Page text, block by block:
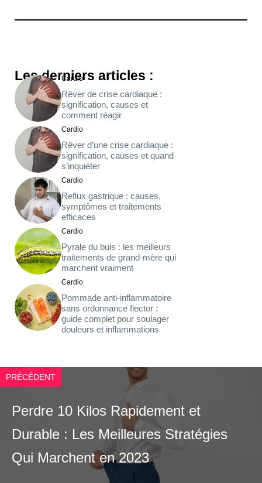
Les derniers articles :
Cardio
Rêver de crise cardiaque :
signification, causes et
comment réagir
Cardio
Rêver d’une crise cardiaque :
signification, causes et quand
s’inquiéter
Cardio
Reflux gastrique : causes,
symptômes et traitements
efficaces
Cardio
Pyrale du buis : les meilleurs
traitements de grand-mère qui
marchent vraiment
Cardio
Pommade anti-inflammatoire
sans ordonnance flector :
guide complet pour soulager
douleurs et inflammations
PRÉCÉDENT
Perdre 10 Kilos Rapidement et
Durable : Les Meilleures Stratégies
Qui Marchent en 2023